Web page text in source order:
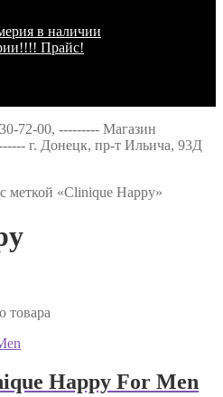
в наличии
Прайс!
72-00, --------- Магазин
г. Донецк, пр-т Ильича, 93Д
меткой «Clinique Happy»
товара
Happy For Men